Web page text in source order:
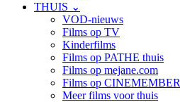
THUIS ⌄
VOD-nieuws
Films op TV
Kinderfilms
Films op PATHE thuis
Films op mejane.com
Films op CINEMEMBER
Meer films voor thuis